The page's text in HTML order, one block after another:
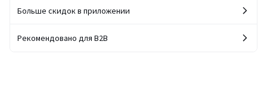
Больше скидок в приложении
Рекомендовано для B2B